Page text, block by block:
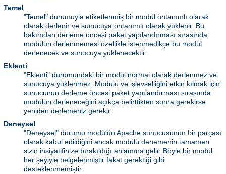
Temel
"Temel" durumuyla etiketlenmiş bir modül öntanımlı olarak
olarak derlenir ve sunucuya öntanımlı olarak yüklenir. Bu
bakımdan derleme öncesi paket yapılandırması sırasında
modülün derlenmemesi özellikle istenmedikçe bu modül
derlenecek ve sunucuya yüklenecektir.
Eklenti
"Eklenti" durumundaki bir modül normal olarak derlenmez ve
sunucuya yüklenmez. Modülü ve işlevselliğini etkin kılmak için
sunucunun derleme öncesi paket yapılandırması sırasında
modülün derleneceğini açıkça belirttikten sonra gerekirse
yeniden derlemeniz gerekir.
Deneysel
"Deneysel" durumu modülün Apache sunucusunun bir parçası
olarak kabul edildiğini ancak modülü denemenin tamamen
sizin insiyatifinize bırakıldığı anlamına gelir. Böyle bir modül
her şeyiyle belgelenmiştir fakat gerektiği gibi
desteklenmemiştir.